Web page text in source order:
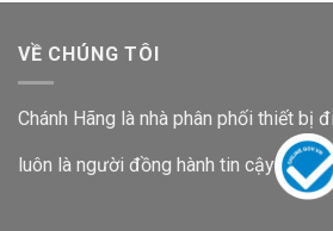
VỀ CHÚNG TÔI
Chánh Hãng là nhà phân phối thiết bị
luôn là người đồng hành tin cậy